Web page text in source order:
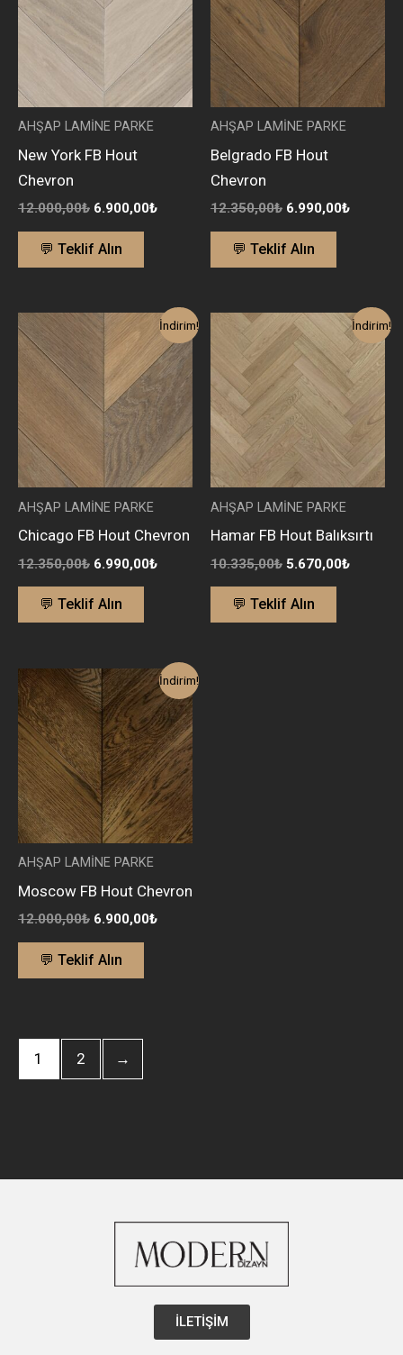
AHŞAP LAMİNE PARKE
New York FB Hout
Chevron
12.000,00₺ 6.900,00₺
💬 Teklif Alın
AHŞAP LAMİNE PARKE
Belgrado FB Hout
Chevron
12.350,00₺ 6.990,00₺
💬 Teklif Alın
İndirim!
AHŞAP LAMİNE PARKE
Chicago FB Hout Chevron
12.350,00₺
Orijinal
fiyat:
12.350,00₺.
6.990,00₺
Şu
andaki
fiyat:
6.990,00₺.
💬 Teklif Alın
İndirim!
AHŞAP LAMİNE PARKE
Hamar FB Hout Balıksırtı
10.335,00₺
Orijinal
fiyat:
10.335,00₺.
5.670,00₺
Şu
andaki
fiyat:
💬 Teklif Alın
İndirim!
AHŞAP LAMİNE PARKE
Moscow FB Hout Chevron
12.000,00₺
Orijinal
fiyat:
12.000,00₺.
6.900,00₺
Şu
andaki
fiyat:
6.900,00₺.
💬 Teklif Alın
1 2 →
İLETİŞİM